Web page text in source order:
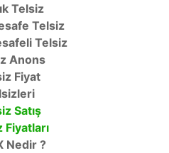
Telsiz
Telsiz
Telsiz
Anons
Fiyat
Satış
Fiyatları
Nedir ?